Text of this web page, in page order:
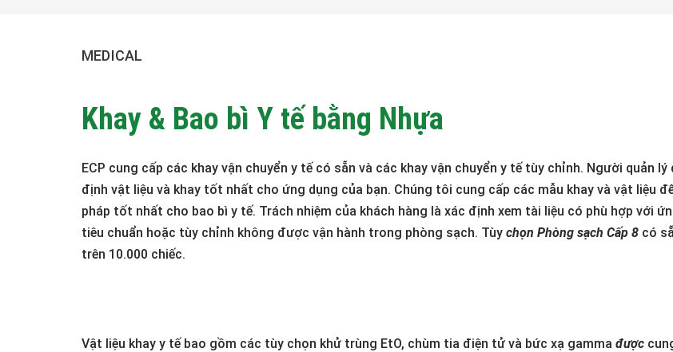
MEDICAL
Khay & Bao bì Y tế bằng Nhựa
ECP cung cấp các khay vận chuyển y tế có sẵn và các khay vận chuyển y tế tùy chỉnh. Người quản lý
định vật liệu và khay tốt nhất cho ứng dụng của bạn. Chúng tôi cung cấp các mẫu khay và vật liệu
pháp tốt nhất cho bao bì y tế. Trách nhiệm của khách hàng là xác định xem tài liệu có phù hợp với
tiêu chuẩn hoặc tùy chỉnh không được vận hành trong phòng sạch. Tùy chọn Phòng sạch Cấp 8 có
trên 10.000 chiếc.
Vật liệu khay y tế bao gồm các tùy chọn khử trùng EtO, chùm tia điện tử và bức xạ gamma được